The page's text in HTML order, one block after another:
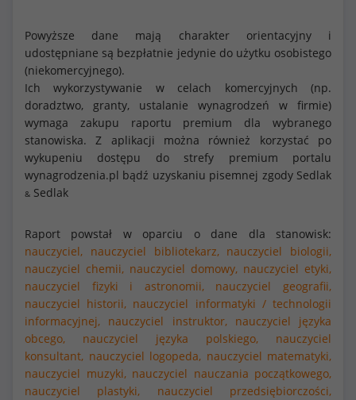
Powyższe dane mają charakter orientacyjny i
udostępniane są bezpłatnie jedynie do użytku osobistego
(niekomercyjnego).
Ich wykorzystywanie w celach komercyjnych (np.
doradztwo, granty, ustalanie wynagrodzeń w firmie)
wymaga zakupu raportu premium dla wybranego
stanowiska. Z aplikacji można również korzystać po
wykupeniu dostępu do strefy premium portalu
wynagrodzenia.pl bądź uzyskaniu pisemnej zgody Sedlak
& Sedlak
Raport powstał w oparciu o dane dla stanowisk:
nauczyciel, nauczyciel bibliotekarz, nauczyciel biologii,
nauczyciel chemii, nauczyciel domowy, nauczyciel etyki,
nauczyciel fizyki i astronomii,
nauczyciel geografii,
nauczyciel historii, nauczyciel informatyki / technologii
informacyjnej, nauczyciel instruktor,
nauczyciel języka
obcego,
nauczyciel języka polskiego,
nauczyciel
konsultant, nauczyciel logopeda, nauczyciel matematyki,
nauczyciel muzyki, nauczyciel nauczania początkowego,
nauczyciel plastyki,
nauczyciel przedsiębiorczości,